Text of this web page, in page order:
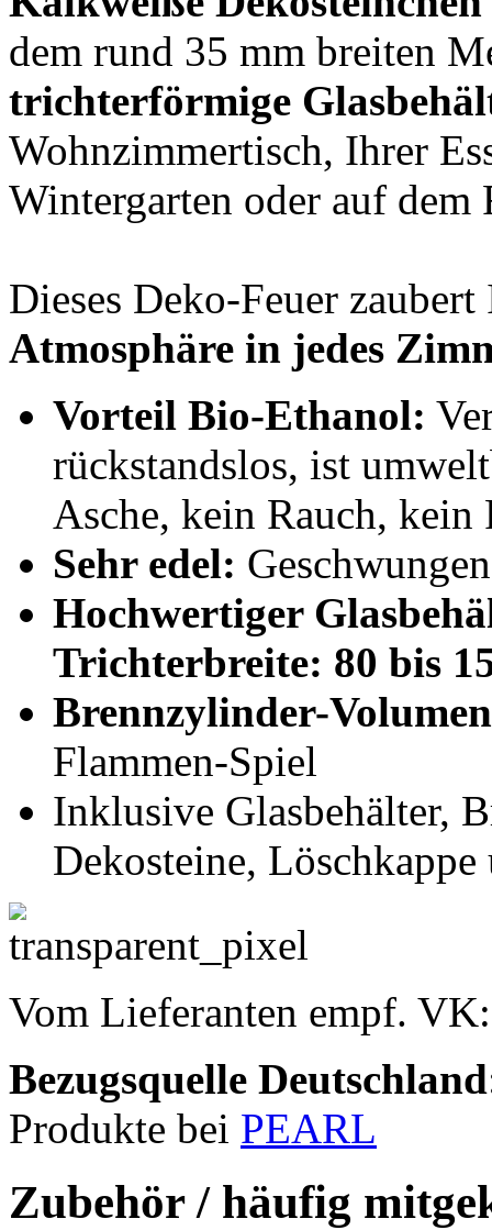
dem rund 35 mm breiten
trichterförmige
Wohnzimmertisch, Ihrer
Wintergarten oder auf dem
Dieses Deko-Feuer
Atmosphäre in jedes
Vorteil Bio-Ethanol:
rückstandslos, ist
Asche, kein Rauch, kein
Sehr edel:
Hochwertiger
Trichterbreite: 80 bis
Brennzylinder-
Flammen-Spiel
Inklusive Glasbehälter,
Dekosteine,
Vom Lieferanten empf.
Bezugsquelle Deutschland
Produkte bei PEARL
Zubehör / häufig